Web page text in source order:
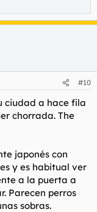
#10
ciudad a hace fila
chorrada. The
japonés con
y es habitual ver
a la puerta a
Parecen perros
sobras.